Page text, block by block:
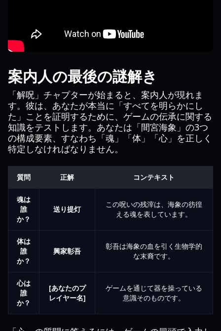
案内人の最後の謎解き
「解呪」チャプターが始まると、案内人が現れま
す。彼は、あなたが本当に「すべてを明らかにし
た」ことを証明するために、ゲームの伝承に関する
知識をテストします。あなたは「間宮海象」の3つ
の構成要素、すなわち「魂」「体」「心」を正しく
特定しなければなりません。
質問 正解 コンテキスト
魂は
誰
か？
送り提灯
この呪いの残滓は、海象の彷徨
える魂を表しています。
体は
誰
か？
興家彰吾
彰吾は海象の血を引く生物学的
な末裔です。
心は
誰
か？
[あなたのプ
レイヤー名]
ゲームを通じて器を操っている
意識そのものです。